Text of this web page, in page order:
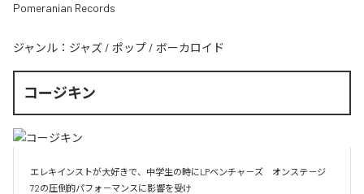
Pomeranian Records
ジャンル： ジャズ / ポップ / ボーカロイド
コージキン
エレキインストが大好きで、中学生の時にLPベンチャ－ズ　オンステ－ジ
72の圧倒的パフォ－マンスに影響を受け